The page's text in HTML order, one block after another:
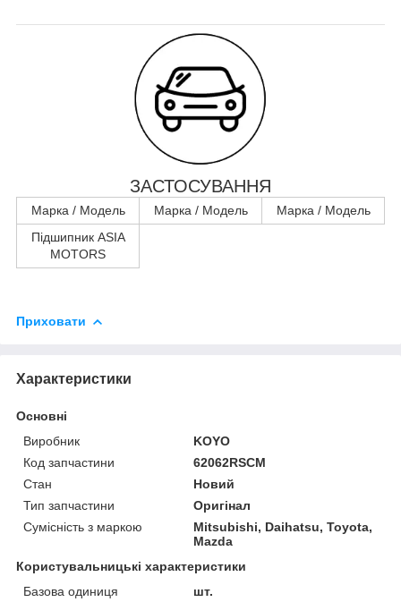
ЗАСТОСУВАННЯ
Марка / Модель Марка / Модель
Марка / Модель
Підшипник ASIA
MOTORS
Приховати
Характеристики
Основні
Виробник
KOYO
Код запчастини
62062RSCM
Стан
Новий
Тип запчастини
Оригінал
Сумісність з маркою
Mitsubishi, Daihatsu, Toyota,
Mazda
Користувальницькі характеристики
Базова одиниця
шт.